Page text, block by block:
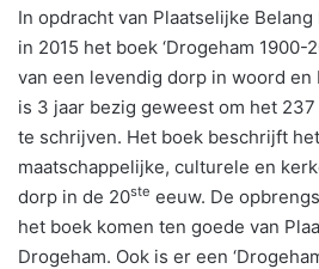
In opdracht van Plaatselijke
in 2015 het boek ‘Drogeham
van een levendig dorp in woord en
is 3 jaar bezig geweest om het 237
te schrijven. Het boek beschrijft
maatschappelijke, culturele en
dorp in de 20ste eeuw. De
het boek komen ten goede van
Drogeham. Ook is er een